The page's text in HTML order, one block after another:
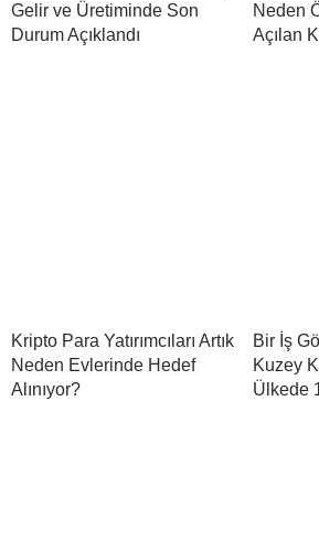
Gelir ve Üretiminde Son
Durum Açıklandı
Neden
Açılan
Kripto Para Yatırımcıları Artık
Neden Evlerinde Hedef
Alınıyor?
Bir İş
Kuzey
Ülkede